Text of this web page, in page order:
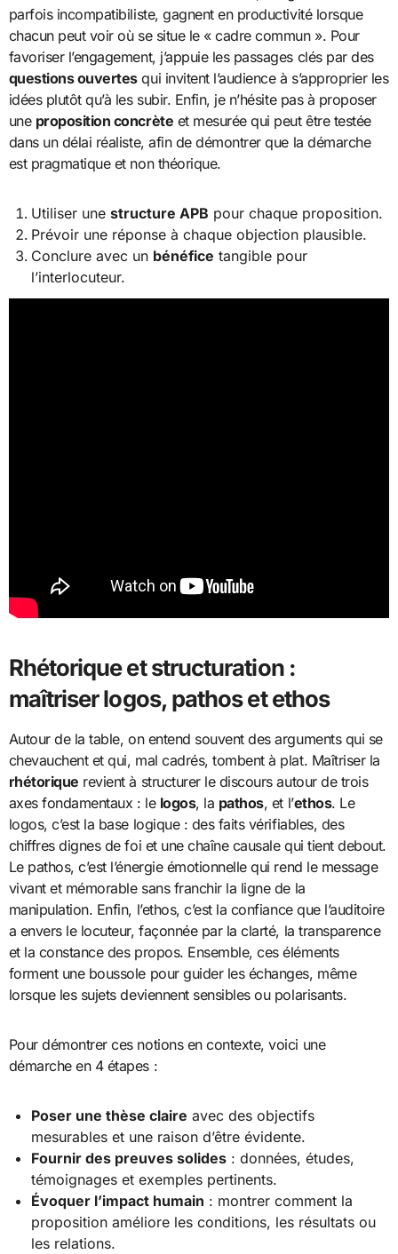
parfois incompatibiliste, gagnent en productivité lorsque
chacun peut voir où se situe le « cadre commun ». Pour
favoriser l’engagement, j’appuie les passages clés par des
questions ouvertesqui invitent l’audience à s’approprier les
idées plutôt qu’à les subir. Enfin, je n’hésite pas à proposer
une proposition concrète et mesurée qui peut être testée
dans un délai réaliste, afin de démontrer que la démarche
est pragmatique et non théorique.
Utiliser unestructure APB pour chaque proposition.
Prévoir une réponse à chaque objection plausible.
Conclure avec un bénéfice tangible pour
l’interlocuteur.
Rhétorique et structuration :
maîtriser logos, pathos et ethos
Autour de la table, on entend souvent des arguments qui se
chevauchent et qui, mal cadrés, tombent à plat. Maîtriser la
rhétorique revient à structurer le discours autour de trois
axes fondamentaux : le logos, la pathos, et l’ethos. Le
logos, c’est la base logique : des faits vérifiables, des
chiffres dignes de foi et une chaîne causale qui tient debout.
Le pathos, c’est l’énergie émotionnelle qui rend le message
vivant et mémorable sans franchir la ligne de la
manipulation. Enfin, l’ethos, c’est la confiance que l’auditoire
a envers le locuteur, façonnée par la clarté, la transparence
et la constance des propos. Ensemble, ces éléments
forment une boussole pour guider les échanges, même
lorsque les sujets deviennent sensibles ou polarisants.
Pour démontrer ces notions en contexte, voici une
démarche en 4 étapes :
Poser une thèse claire avec des objectifs
mesurables et une raison d’être évidente.
Fournir des preuves solides : données, études,
témoignages et exemples pertinents.
Évoquer l’impact humain : montrer comment la
proposition améliore les conditions, les résultats ou
les relations.